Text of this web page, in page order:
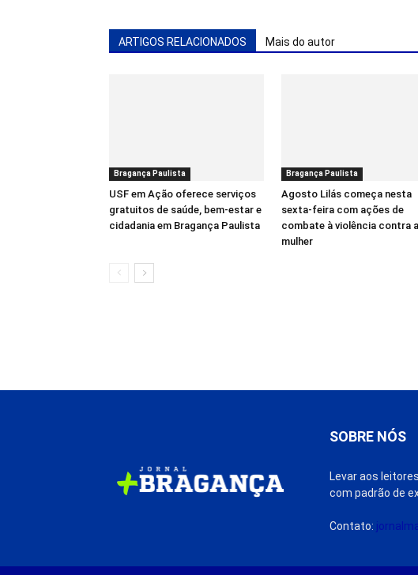
ARTIGOS RELACIONADOS Mais do autor
Bragança Paulista
USF em Ação oferece serviços
gratuitos de saúde, bem-estar e
cidadania em Bragança Paulista
Bragança Paulista
Agosto Lilás começa nesta
sexta-feira com ações de
combate à violência contra a
mulher
SOBRE NÓS
Levar aos
com padrão de
Contato: